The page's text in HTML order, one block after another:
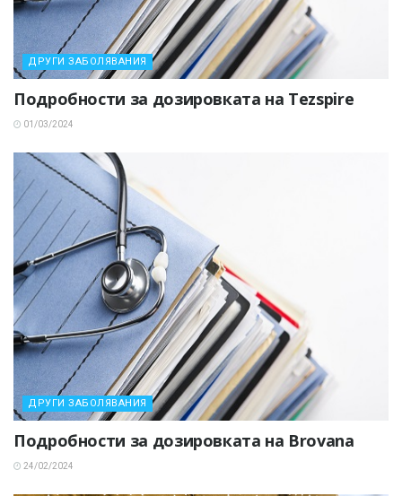
ДРУГИ ЗАБОЛЯВАНИЯ
Подробности за дозировката на Tezspire
01/03/2024
ДРУГИ ЗАБОЛЯВАНИЯ
Подробности за дозировката на Brovana
24/02/2024